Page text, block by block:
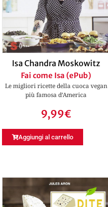
Isa Chandra Moskowitz
Fai come Isa (ePub)
Le migliori ricette della cuoca vegan
più famosa d’America
9,99€
Aggiungi al carrello